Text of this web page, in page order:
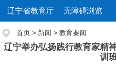
辽宁省教育厅 无障碍浏览
首页 > 新闻 > 教育要闻
辽宁举办弘扬践行教育家精
训